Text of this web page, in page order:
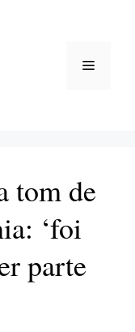
Menu
tom de
‘foi
parte